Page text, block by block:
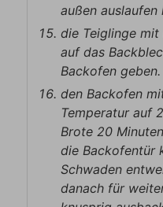
außen auslaufen
die Teiglinge
auf das
Backofen geben.
den Backofen
Temperatur auf
Brote 20
die Backofentür
Schwaden
danach für